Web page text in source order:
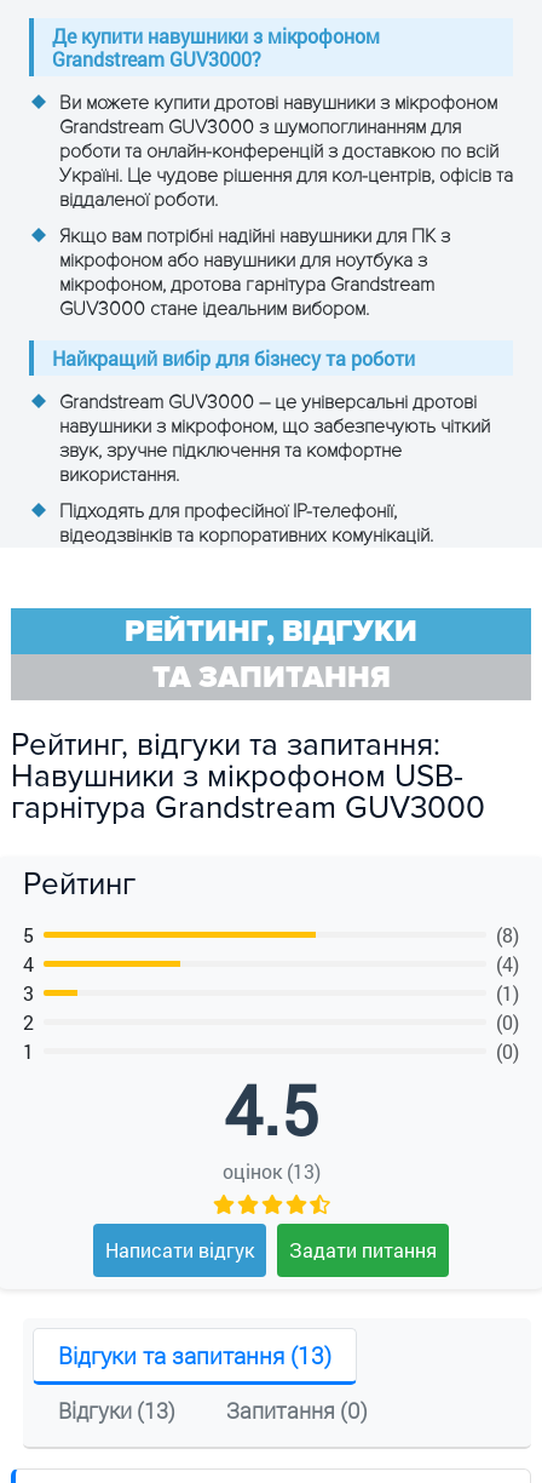
Де купити навушники з мікрофоном
Grandstream GUV3000?
Ви можете купити дротові навушники з мікрофоном
Grandstream GUV3000 з шумопоглинанням для
роботи та онлайн-конференцій з доставкою по всій
Україні. Це чудове рішення для кол-центрів, офісів та
віддаленої роботи.
Якщо вам потрібні надійні навушники для ПК з
мікрофоном або навушники для ноутбука з
мікрофоном, дротова гарнітура Grandstream
GUV3000 стане ідеальним вибором.
Найкращий вибір для бізнесу та роботи
Grandstream GUV3000 – це універсальні дротові
навушники з мікрофоном, що забезпечують чіткий
звук, зручне підключення та комфортне
використання.
Підходять для професійної IP-телефонії,
відеодзвінків та корпоративних комунікацій.
РЕЙТИНГ, ВІДГУКИ
ТА ЗАПИТАННЯ
Рейтинг, відгуки та запитання:
Навушники з мікрофоном USB-
гарнітура Grandstream GUV3000
Рейтинг
5
(8)
4
(4)
3
(1)
2
(0)
1
(0)
4.5
оцінок (13)
Написати відгук Задати питання
Відгуки та запитання (13)
Відгуки (13) Запитання (0)